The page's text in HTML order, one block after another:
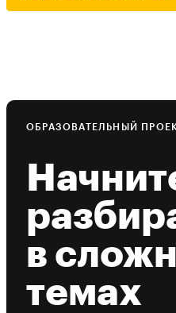
ОБРАЗОВАТЕЛЬНЫЙ
в
темах